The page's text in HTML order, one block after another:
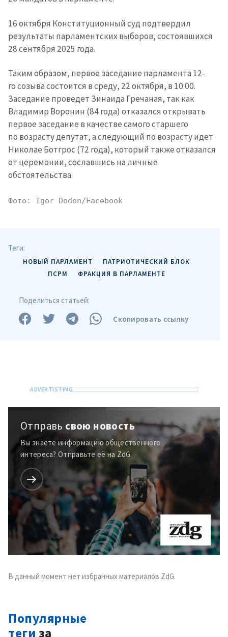
Отправить
информацию
О ZDG
în Română
16 октября Конституционный суд подтвердил
результаты парламентских выборов, состоявшихся
28 сентября 2025 года.
Таким образом, первое заседание парламента 12-
го созыва состоится в среду, 22 октября, в 10:00.
Заседание проведет Зинаида Гречаная, так как
Владимир Воронин (84 года) отказался открывать
первое заседание в качестве самого старшего
по возрасту депутат, а следующий по возрасту идет
Николае Ботгрос (72 года), который также отказался
от церемонии, сославшись на личные
обстоятельства.
Фото: Igor Dodon/Facebook
Теги:
НОВЫЙ ПАРЛАМЕНТ
ПАТРИОТИЧЕСКИЙ БЛОК
ПСРМ
ФРАКЦИЯ В ПАРЛАМЕНТЕ
Поделиться статьей:
Скопировать ссылку
Отправь свою новость
Вы знаете информацию общественного
интереса? Отправьте её на ZdG
В данный момент нет избранных материалов ZdG.
Популярные
теги за